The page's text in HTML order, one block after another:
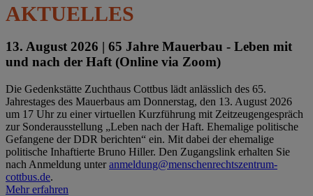
AKTUELLES
13. August 2026 | 65 Jahre Mauerbau - Leben mit
und nach der Haft (Online via Zoom)
Die Gedenkstätte Zuchthaus Cottbus lädt anlässlich des 65.
Jahrestages des Mauerbaus am Donnerstag, den 13. August 2026
um 17 Uhr zu einer virtuellen Kurzführung mit Zeitzeugengespräch
zur Sonderausstellung „Leben nach der Haft. Ehemalige politische
Gefangene der DDR berichten“ ein. Mit dabei der ehemalige
politische Inhaftierte Bruno Hiller. Den Zugangslink erhalten Sie
nach Anmeldung unteranmeldung@menschenrechtszentrum-
cottbus.de.
Mehr erfahren